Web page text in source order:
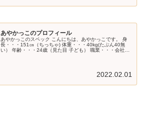
あやかっこのプロフィール
あやかっこのスペック こんにちは、あやかっこです。 身
長・・・151㎝（ちっちゃ) 体重・・・40kg(たぶん40無
い） 年齢・・・24歳（見た目 子ども） 職業・・・会社員
2022.02.01